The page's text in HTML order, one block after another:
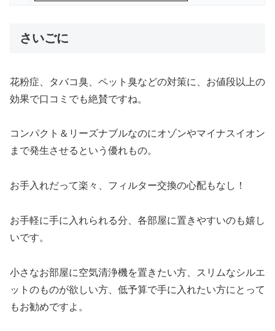
さいごに
花粉症、タバコ臭、ペット臭などの対策に、お値段以上の
効果で口コミでも絶賛ですね。
コンパクト＆リーズナブルなのにオゾンやマイナスイオン
まで発生させるという優れもの。
お手入れだって楽々、フィルター交換の心配もなし！
お手軽に手に入れられる分、各部屋に置きやすいのも嬉し
いです。
小さなお部屋に空気清浄機を置きたい方、スリムなシルエ
ットのものが欲しい方、低予算で手に入れたい方にとって
もお勧めですよ。